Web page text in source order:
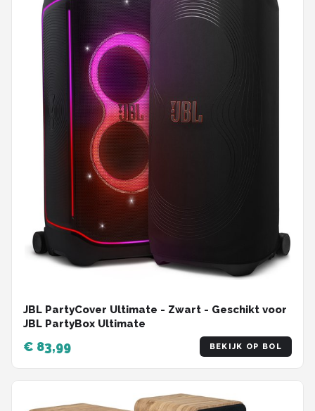
JBL PartyCover Ultimate - Zwart - Geschikt voor
JBL PartyBox Ultimate
€ 83,99 BEKIJK OP BOL